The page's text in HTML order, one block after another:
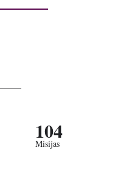
104
Misijas